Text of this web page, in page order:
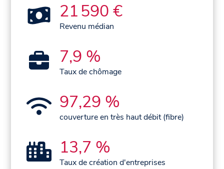
21 590 €
Revenu médian
7,9 %
Taux de chômage
97,29 %
couverture en très haut débit (fibre)
13,7 %
Taux de création d'entreprises